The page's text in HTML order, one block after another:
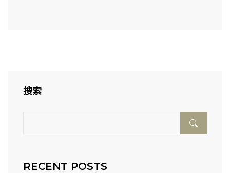
搜索
RECENT POSTS